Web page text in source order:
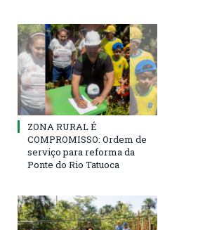
ZONA RURAL É
COMPROMISSO: Ordem de
serviço para reforma da
Ponte do Rio Tatuoca